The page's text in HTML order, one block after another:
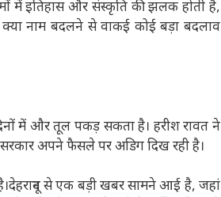
में इतिहास और संस्कृति की झलक होती है,
नाम बदलने से वाकई कोई बड़ा बदलाव
में और तूल पकड़ सकता है। हरीश रावत ने
अपने फैसले पर अडिग दिख रही है।
से एक बड़ी खबर सामने आई है, जहां